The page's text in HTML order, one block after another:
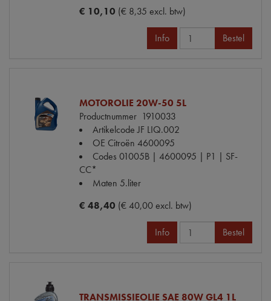
€ 10,10 (€ 8,35 excl. btw)
Info Bestel
MOTOROLIE 20W-50 5L
Productnummer 1910033
Artikelcode JF LIQ.002
OE Citroën 4600095
Codes 01005B | 4600095 | P1 | SF-
CC*
Maten 5.liter
€ 48,40 (€ 40,00 excl. btw)
Info Bestel
TRANSMISSIEOLIE SAE 80W GL4 1L